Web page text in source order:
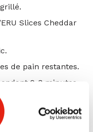
Slices Cheddar
de pain restantes.
2-3 minutes
croustillants.